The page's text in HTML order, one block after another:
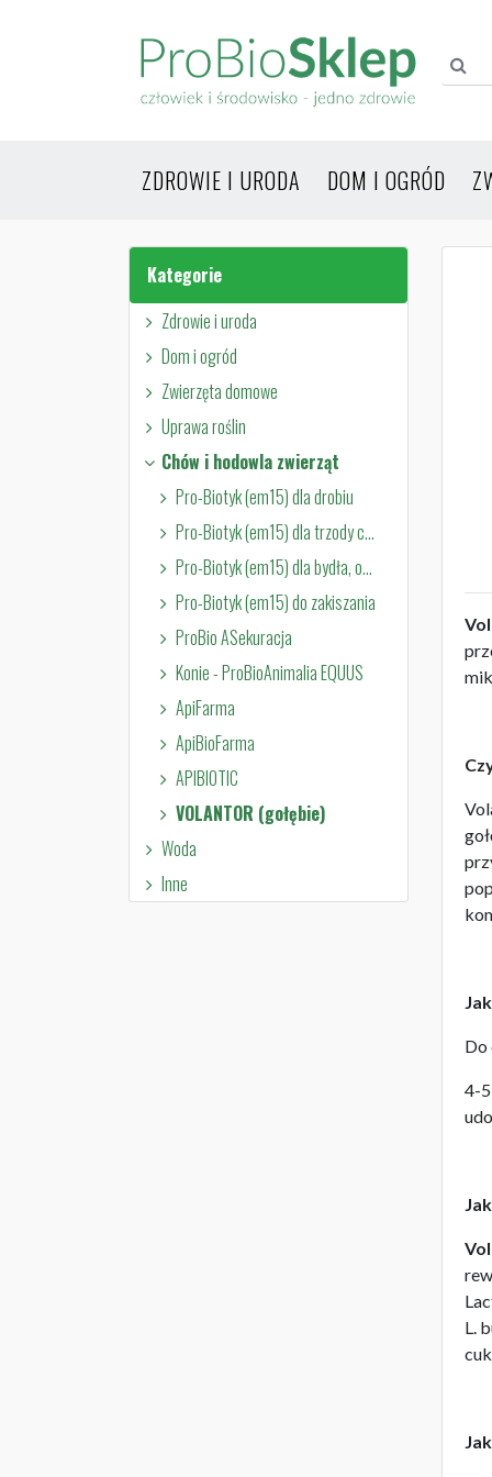
ZDROWIE I URODA DOM I OGRÓD
Kategorie
Zdrowie i uroda
Dom i ogród
Zwierzęta domowe
Uprawa roślin
Chów i hodowla zwierząt
Pro-Biotyk (em15) dla drobiu
Pro-Biotyk (em15) dla trzody chlewnej
Pro-Biotyk (em15) dla bydła, owiec i kóz
Pro-Biotyk (em15) do zakiszania
ProBio ASekuracja
Konie - ProBioAnimalia EQUUS
ApiFarma
ApiBioFarma
APIBIOTIC
VOLANTOR (gołębie)
Woda
Inne
Do
4-
L.